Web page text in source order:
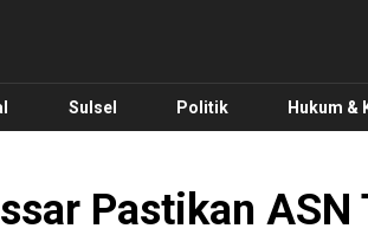
Sulsel Politik Hukum &
Pastikan ASN